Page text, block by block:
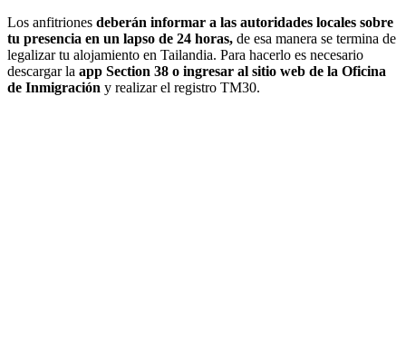
Los anfitriones deberán informar a las autoridades locales sobre
tu presencia en un lapso de 24 horas, de esa manera se termina de
legalizar tu alojamiento en Tailandia. Para hacerlo es necesario
descargar la app Section 38 o ingresar al sitio web de la Oficina
de Inmigración y realizar el registro TM30.